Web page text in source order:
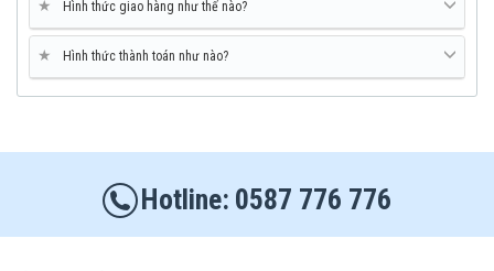
★ Hình thức giao hàng như thế nào?
★ Hình thức thành toán như nào?
0587 776 776